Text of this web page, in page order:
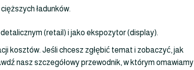
ładunków.
(retail) i jako ekspozytor (display).
kosztów. Jeśli chcesz zgłębić temat i zobaczyć, jak
nasz szczegółowy przewodnik, w którym omawiamy